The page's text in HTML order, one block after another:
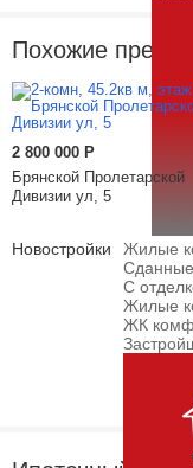
Новостройки
Жилые
Сданные
С
Жилые
ЖК
Похожие
2 800 000 Р
Брянской Пролетарской
Дивизии ул, 5